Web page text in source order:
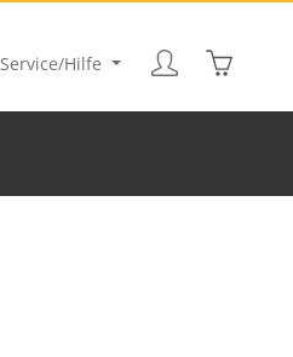
Service/Hilfe